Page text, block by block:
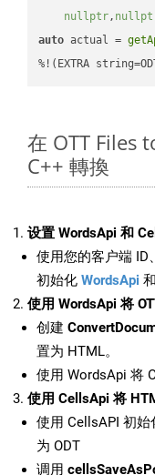
nullptr,
auto actual =
%!(EXTRA
在 OTT Files
C++ 轉換
设置 WordsApi 和
使用您的客户端 ID
初始化 WordsApi 和
使用 WordsApi 将
创建
置为 HTML。
使用 WordsApi 将
使用 CellsApi 将
使用 CellsAPI 初始
为 ODT
调用